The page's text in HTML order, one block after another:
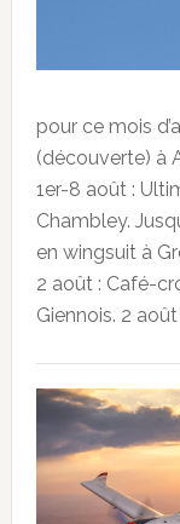
pour ce mois
(découverte) à
1er-8 août :
Chambley.
en wingsuit à
2 août : Café-
Giennois. 2